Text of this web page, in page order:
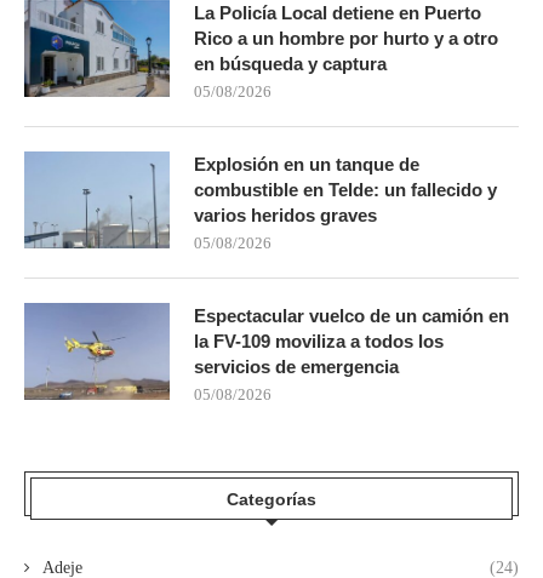
La Policía Local detiene en Puerto
Rico a un hombre por hurto y a otro
en búsqueda y captura
05/08/2026
Explosión en un tanque de
combustible en Telde: un fallecido y
varios heridos graves
05/08/2026
Espectacular vuelco de un camión en
la FV-109 moviliza a todos los
servicios de emergencia
05/08/2026
Categorías
Adeje (24)